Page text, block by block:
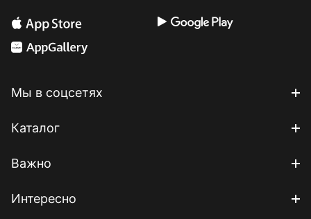
Мы в соцсетях
Каталог
Важно
Интересно